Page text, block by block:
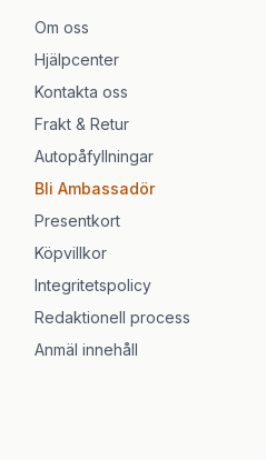
Om oss
Hjälpcenter
Kontakta oss
Frakt & Retur
Autopåfyllningar
Bli Ambassadör
Presentkort
Köpvillkor
Integritetspolicy
Redaktionell process
Anmäl innehåll